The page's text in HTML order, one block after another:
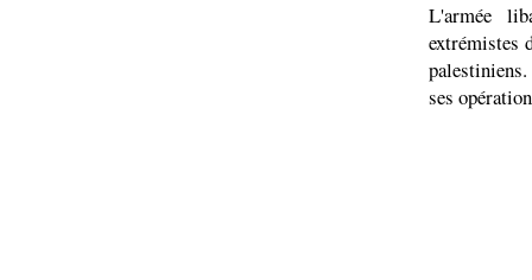
L'armée
extrémistes
ses